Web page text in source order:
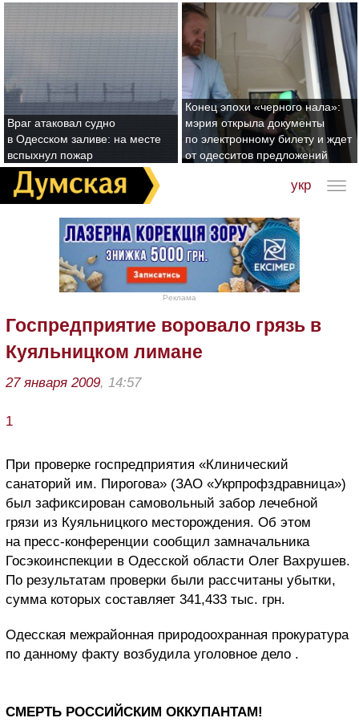
Враг атаковал судно
в Одесском заливе: на месте
вспыхнул пожар
Конец эпохи «черного нала»:
мэрия открыла документы
по электронному билету и ждет
от одесситов предложений
укр
Реклама
Госпредприятие воровало грязь в
Куяльницком лимане
27 января 2009, 14:57
1
При проверке госпредприятия «Клинический
санаторий им. Пирогова» (ЗАО «Укрпрофздравница»)
был зафиксирован самовольный забор лечебной
грязи из Куяльницкого месторождения. Об этом
на пресс-конференции сообщил замначальника
Госэкоинспекции в Одесской области Олег Вахрушев.
По результатам проверки были рассчитаны убытки,
сумма которых составляет 341,433 тыс. грн.
Одесская межрайонная природоохранная прокуратура
по данному факту возбудила уголовное дело .
СМЕРТЬ РОССИЙСКИМ ОККУПАНТАМ!